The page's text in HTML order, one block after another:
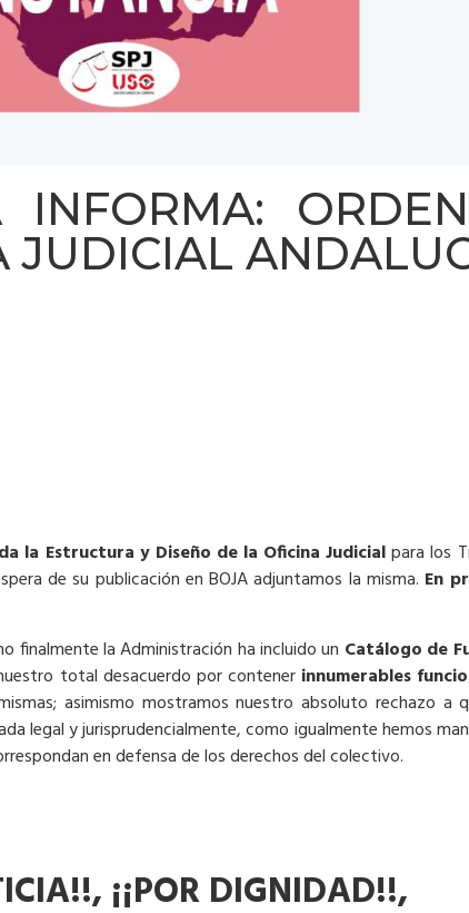
INFORMA:
JUDICIAL
la Estructura y Diseño de la Oficina Judicialpara los
de su publicación en BOJA adjuntamos la misma. En
finalmente la Administración ha incluido un Catálogo de
total desacuerdo por contener innumerables
asimismo mostramos nuestro absoluto rechazo a
legal y jurisprudencialmente, como igualmente hemos
en defensa de los derechos del colectivo.
¡¡POR DIGNIDAD!!,